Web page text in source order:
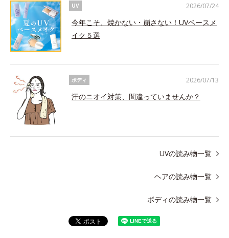
UV
今年こそ、焼かない・崩さない！UVベースメ
イク５選
2026/07/24
ボディ
汗のニオイ対策、間違っていませんか？
2026/07/13
UVの読み物一覧
ヘアの読み物一覧
ボディの読み物一覧